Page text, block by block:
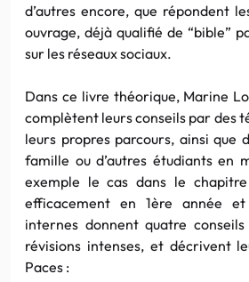
d’autres encore, que répondent
ouvrage, déjà qualifié de “bible”
sur les réseaux sociaux.
Dans ce livre théorique, Marine
complètent leurs conseils par des
leurs propres parcours, ainsi que
famille ou d’autres étudiants en
exemple le cas dans le
efficacement en 1ère année
internes donnent quatre
révisions intenses, et décrivent
Paces :